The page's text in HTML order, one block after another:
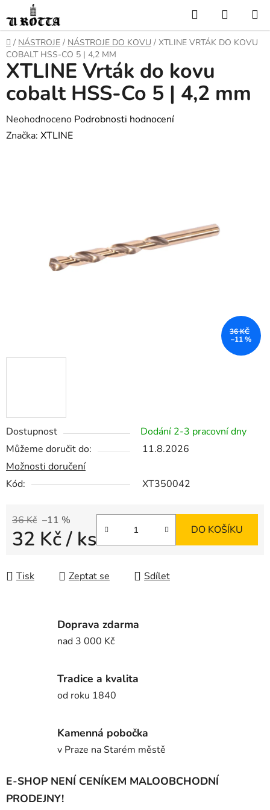
na
obsah
Hledat
KOŠÍK
DOMŮ
/ NÁSTROJE / NÁSTROJE DO KOVU / XTLINE VRTÁK DO KOVU
COBALT HSS-CO 5 | 4,2 MM
Dostupnost
Dodání 2-3 pracovní dny
Můžeme doručit do:
11.8.2026
Možnosti doručení
Kód:
XT350042
36 Kč –11 %
32 Kč/ ks DO KOŠÍKU
Tisk Zeptat se Sdílet
XTLINE Vrták do kovu
cobalt HSS-Co 5 | 4,2 mm
Průměrné
hodnocení
Neohodnoceno Podrobnosti hodnocení
Značka: XTLINE
36 KČ
–11 %
Doprava zdarma
nad 3 000 Kč
Tradice a kvalita
od roku 1840
Kamenná pobočka
v Praze na Starém městě
E-SHOP NENÍ CENÍKEM MALOOBCHODNÍ
PRODEJNY!